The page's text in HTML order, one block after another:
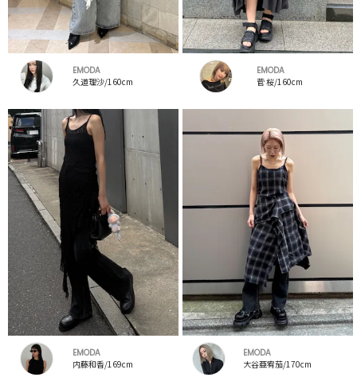
EMODA
久道理沙/160cm
EMODA
菅 桜/160cm
EMODA
内藤和香/169cm
EMODA
大谷亜宥茄/170cm